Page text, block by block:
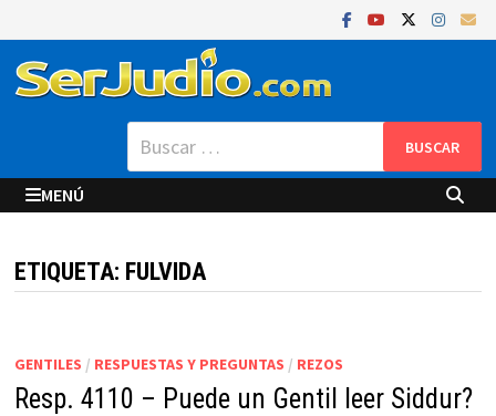
al
contenido
Buscar:
MENÚ
ETIQUETA: FULVIDA
GENTILES / RESPUESTAS Y PREGUNTAS / REZOS
Resp. 4110 – Puede un Gentil leer Siddur?